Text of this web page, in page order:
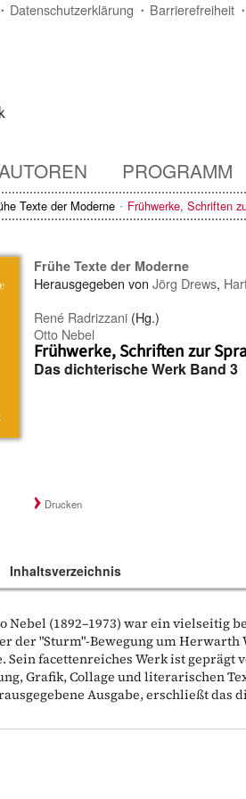
Datenschutzerklärung Barrierefreiheit
AUTOREN PROGRAMM
Texte der Moderne Frühwerke, Schriften
Frühe Texte der Moderne
Herausgegeben vonJörg Drews,
René Radrizzani (Hg.)
Otto Nebel
Frühwerke, Schriften zur
Das dichterische Werk Band 3
Drucken
Nebel (1892–1973) war ein vielseitig
der "Sturm"-Bewegung um Herwarth
facettenreiches Werk ist geprägt
Grafik, Collage und literarischen
Ausgabe, erschließt das
Inhaltsverzeichnis